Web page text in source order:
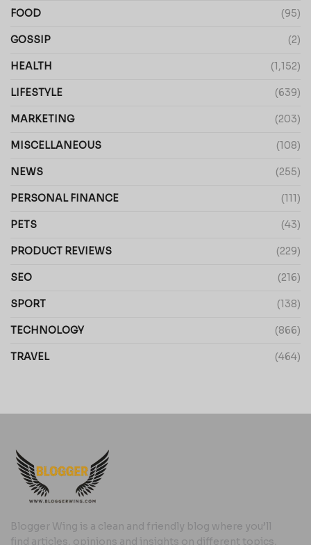
FOOD (95)
GOSSIP (2)
HEALTH (1,152)
LIFESTYLE (639)
MARKETING (203)
MISCELLANEOUS (108)
NEWS (255)
PERSONAL FINANCE (111)
PETS (43)
PRODUCT REVIEWS (229)
SEO (216)
SPORT (138)
TECHNOLOGY (866)
TRAVEL (464)
Blogger Wing is a clean and friendly blog where you’ll
find articles, opinions and insights on different topics,